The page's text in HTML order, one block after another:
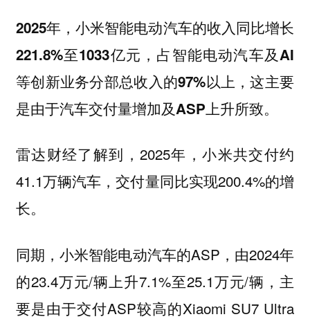
2025年，小米智能电动汽车的收入同比增长
221.8%至1033亿元，占智能电动汽车及AI
等创新业务分部总收入的97%以上，这主要
是由于汽车交付量增加及ASP上升所致。
雷达财经了解到，2025年，小米共交付约
41.1万辆汽车，交付量同比实现200.4%的增
长。
同期，小米智能电动汽车的ASP，由2024年
的23.4万元/辆上升7.1%至25.1万元/辆，主
要是由于交付ASP较高的Xiaomi SU7 Ultra